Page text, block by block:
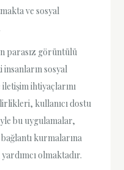
ve sosyal
parasız görüntülü
sosyal
ihtiyaçlarını
kullanıcı dostu
bu uygulamalar,
kurmalarına
olmaktadır.